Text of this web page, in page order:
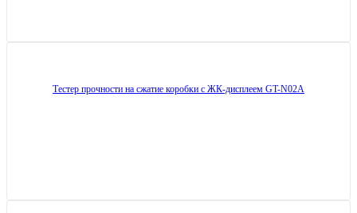
Тестер прочности на сжатие коробки с ЖК-дисплеем GT-N02A